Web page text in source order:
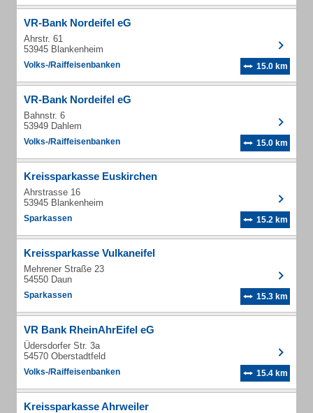
VR-Bank Nordeifel eG
Ahrstr. 61
53945 Blankenheim
Volks-/Raiffeisenbanken 15.0 km
VR-Bank Nordeifel eG
Bahnstr. 6
53949 Dahlem
Volks-/Raiffeisenbanken 15.0 km
Kreissparkasse Euskirchen
Ahrstrasse 16
53945 Blankenheim
Sparkassen 15.2 km
Kreissparkasse Vulkaneifel
Mehrener Straße 23
54550 Daun
Sparkassen 15.3 km
VR Bank RheinAhrEifel eG
Üdersdorfer Str. 3a
54570 Oberstadtfeld
Volks-/Raiffeisenbanken 15.4 km
Kreissparkasse Ahrweiler